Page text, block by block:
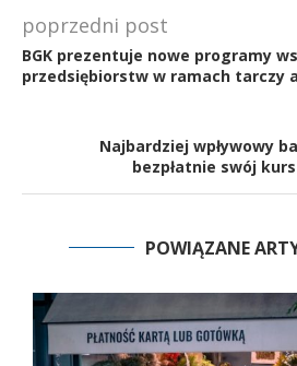
poprzedni post
BGK prezentuje nowe programy
przedsiębiorstw w ramach tarczy
Najbardziej wpływowy
bezpłatnie swój
POWIĄZANE